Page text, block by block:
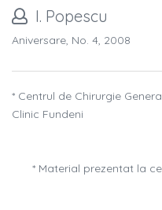
I. Popescu
Aniversare, No. 4, 2008
* Centrul de Chirurgie
Clinic Fundeni
* Material prezentat la